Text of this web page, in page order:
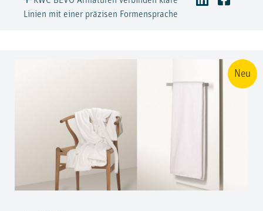
Linien mit einer präzisen Formensprache
Neu